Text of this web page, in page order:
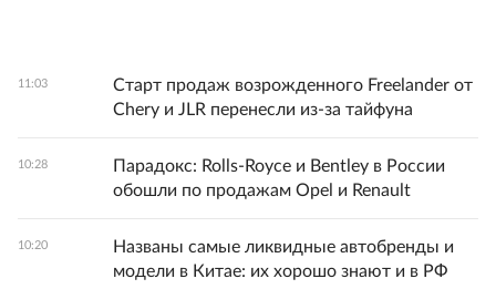
11:03
Старт продаж возрожденного Freelander от
Chery и JLR перенесли из-за тайфуна
10:28
Парадокс: Rolls-Royce и Bentley в России
обошли по продажам Opel и Renault
10:20
Названы самые ликвидные автобренды и
модели в Китае: их хорошо знают и в РФ